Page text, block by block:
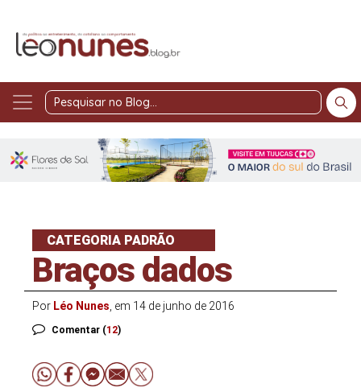
Pesquisar
Blog
CATEGORIA PADRÃO
Braços dados
Por Léo Nunes , em 14 de junho de 2016
Comentar (12)